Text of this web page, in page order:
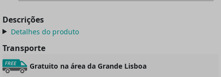
Descrições
Detalhes do produto
Transporte
Gratuito na área da Grande Lisboa